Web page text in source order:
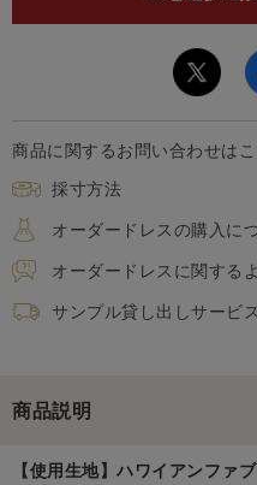
商品に関するお問い合わせは
採寸方法
オーダードレスの購入に
オーダードレスに関する
サンプル貸し出しサービ
商品説明
【使用生地】ハワイアンファ